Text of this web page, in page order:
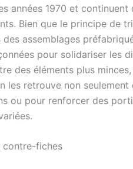
années 1970 et continuent
Bien que le principe de
assemblages
pour solidariser les
des éléments plus
les retrouve non seulement
ou pour renforcer des
contre-fiches